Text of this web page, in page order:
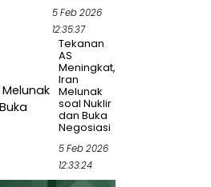
5 Feb 2026
12:35:37
Tekanan
AS
Meningkat,
Iran
Melunak
soal Nuklir
dan Buka
Negosiasi
5 Feb 2026
12:33:24